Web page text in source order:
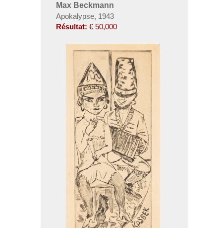
Max Beckmann
Apokalypse, 1943
Résultat: € 50,000